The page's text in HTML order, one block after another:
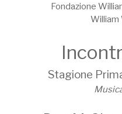
Fondazione
William
Stagione